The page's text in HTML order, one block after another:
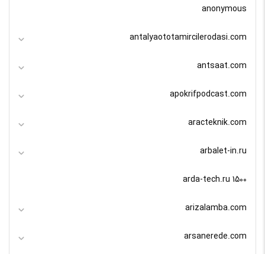
anonymous
antalyaototamircilerodasi.com
antsaat.com
apokrifpodcast.com
aracteknik.com
arbalet-in.ru
arda-tech.ru 1500
arizalamba.com
arsanerede.com